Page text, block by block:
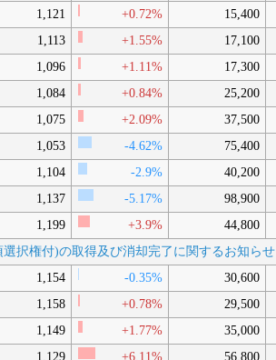
1,121 +0.72% 15,400
1,113 +1.55% 17,100
1,096 +1.11% 17,300
1,084 +0.84% 25,200
1,075 +2.09% 37,500
1,053 -4.62% 75,400
1,104 -2.9% 40,200
1,137 -5.17% 98,900
1,199 +3.9% 44,800
択権付)の取得及び消却完了に関するお知らせ
1,154 -0.35% 30,600
1,158 +0.78% 29,500
1,149 +1.77% 35,000
1,129 +6.11% 56,800